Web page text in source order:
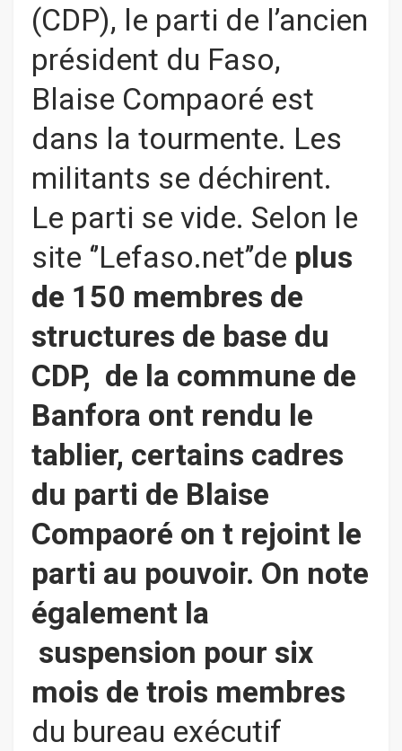
(CDP), le parti de l’ancien
président du Faso,
Blaise Compaoré est
dans la tourmente. Les
militants se déchirent.
Le parti se vide. Selon le
site ‘’Lefaso.net’’de plus
de 150 membres de
structures de base du
CDP, de la commune de
Banfora ont rendu le
tablier, certains cadres
du parti de Blaise
Compaoré on t rejoint le
parti au pouvoir. On note
également la
suspension pour six
mois de trois membres
du bureau exécutif